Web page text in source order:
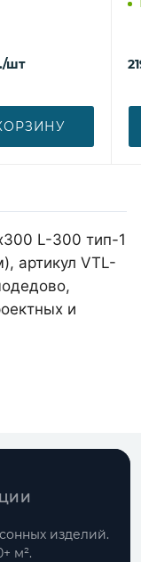
/шт
L-300 тип-1
артикул VTL-
и
изделий.
м².